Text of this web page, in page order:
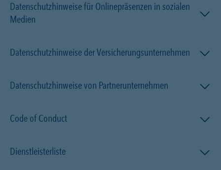
Datenschutzhinweise für Onlinepräsenzen in sozialen
Medien
Datenschutzhinweise der Versicherungsunternehmen
Datenschutzhinweise von Partnerunternehmen
Code of Conduct
Dienstleisterliste